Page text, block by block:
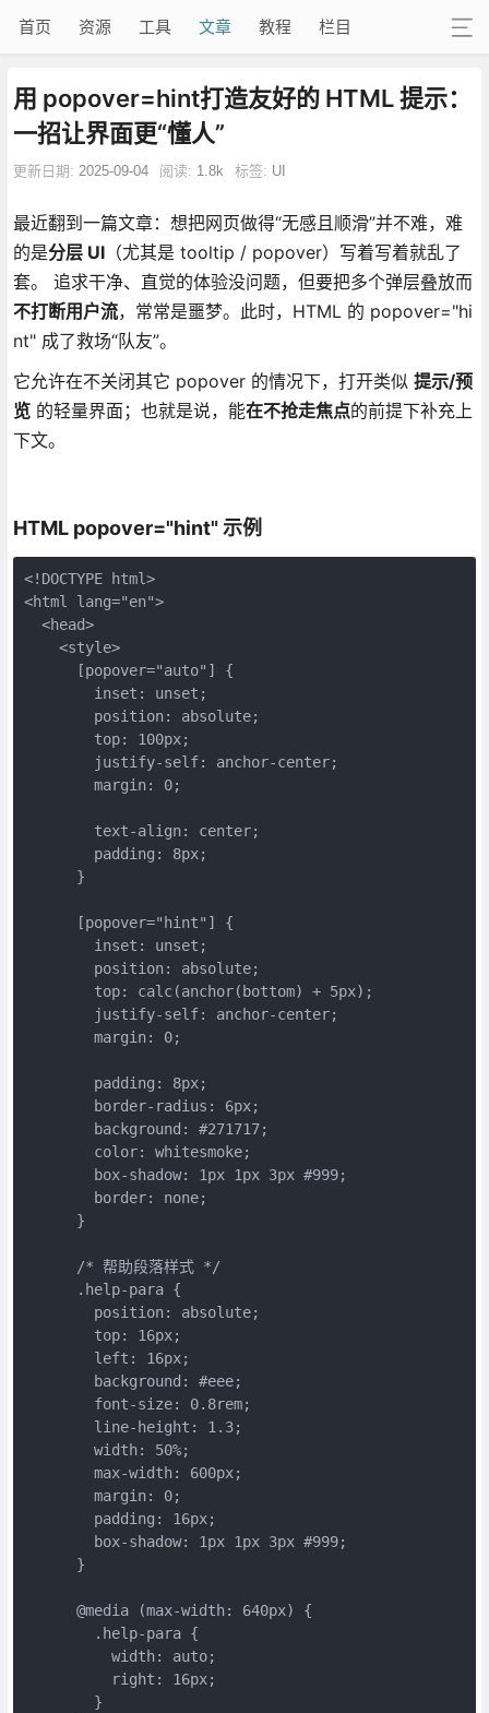
首页 资源 工具 文章 教程 栏目
用 popover=hint打造友好的 HTML 提示：
一招让界面更“懂人”
更新日期: 2025-09-04 阅读: 1.8k 标签: UI
最近翻到一篇文章：想把网页做得“无感且顺滑”并不难，难
的是分层 UI（尤其是 tooltip / popover）写着写着就乱了
套。 追求干净、直觉的体验没问题，但要把多个弹层叠放而
不打断用户流，常常是噩梦。此时，HTML 的 popover="hi
nt" 成了救场“队友”。
它允许在不关闭其它 popover 的情况下，打开类似 提示/预
览的轻量界面；也就是说，能在不抢走焦点的前提下补充上
下文。
HTML popover="hint" 示例
<!DOCTYPE html>
<html lang="en">
<head>
<style>
[popover="auto"] {
inset: unset;
position: absolute;
top: 100px;
justify-self: anchor-center;
margin: 0;
text-align: center;
padding: 8px;
}
[popover="hint"] {
inset: unset;
position: absolute;
top: calc(anchor(bottom) + 5px);
justify-self: anchor-center;
margin: 0;
padding: 8px;
border-radius: 6px;
background: #271717;
color: whitesmoke;
box-shadow: 1px 1px 3px #999;
border: none;
}
/* 帮助段落样式 */
.help-para {
position: absolute;
top: 16px;
left: 16px;
background: #eee;
font-size: 0.8rem;
line-height: 1.3;
width: 50%;
max-width: 600px;
margin: 0;
padding: 16px;
box-shadow: 1px 1px 3px #999;
}
@media (max-width: 640px) {
.help-para {
width: auto;
right: 16px;
}